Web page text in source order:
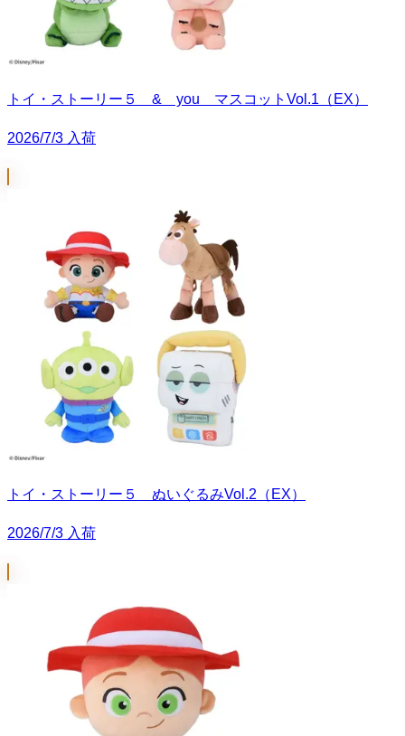
トイ・ストーリー５ & you マスコットVol.1（EX）
2026/7/3 入荷
トイ・ストーリー５ ぬいぐるみVol.2（EX）
2026/7/3 入荷